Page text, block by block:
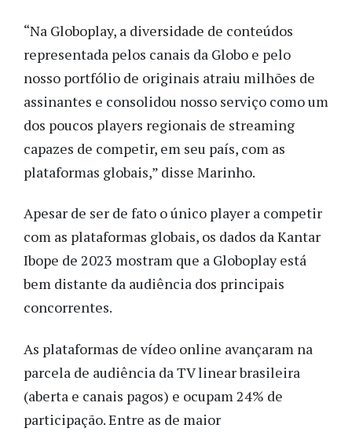
“Na Globoplay, a diversidade de conteúdos
representada pelos canais da Globo e pelo
nosso portfólio de originais atraiu milhões de
assinantes e consolidou nosso serviço como um
dos poucos players regionais de streaming
capazes de competir, em seu país, com as
plataformas globais,” disse Marinho.
Apesar de ser de fato o único player a competir
com as plataformas globais, os dados da Kantar
Ibope de 2023 mostram que a Globoplay está
bem distante da audiência dos principais
concorrentes.
As plataformas de vídeo online avançaram na
parcela de audiência da TV linear brasileira
(aberta e canais pagos) e ocupam 24% de
participação. Entre as de maior